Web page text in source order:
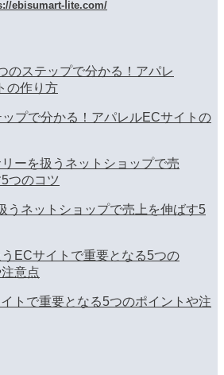
ebisumart-ⅼite.com/
プで分かる！アパレルECサイトの
うネットショップで売上を伸ばす5
トで重要となる5つのポイントや注